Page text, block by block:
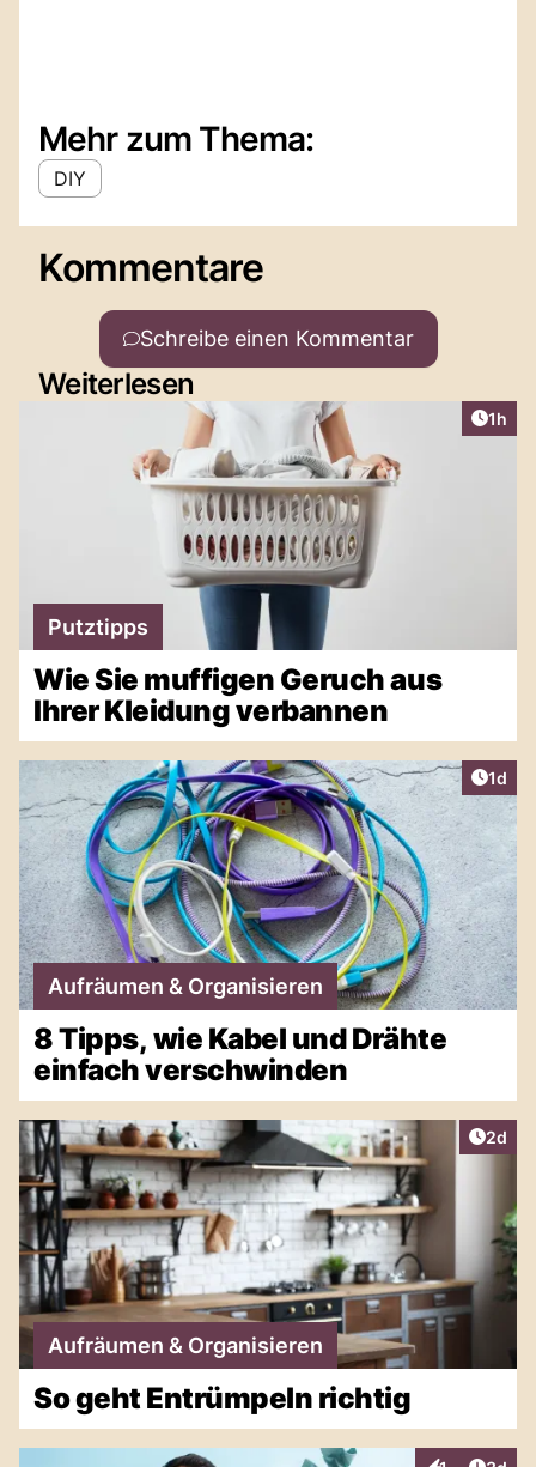
Mehr zum Thema:
DIY
Kommentare
Schreibe einen Kommentar
Weiterlesen
1h
Putztipps
Wie Sie muffigen Geruch aus
Ihrer Kleidung verbannen
1d
Aufräumen & Organisieren
8 Tipps, wie Kabel und Drähte
einfach verschwinden
2d
Aufräumen & Organisieren
So geht Entrümpeln richtig